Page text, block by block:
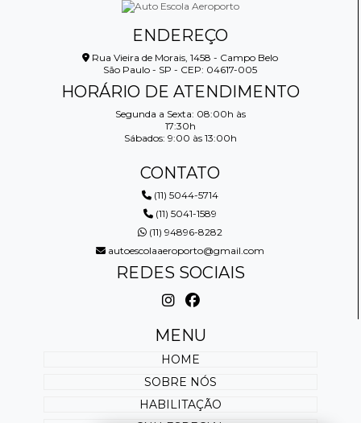
ENDEREÇO
Rua Vieira de Morais, 1458 - Campo Belo
São Paulo - SP - CEP: 04617-005
HORÁRIO DE ATENDIMENTO
Segunda a Sexta: 08:00h às
17:30h
Sábados: 9:00 às 13:00h
CONTATO
(11) 5044-5714
(11) 5041-1589
(11) 94896-8282
autoescolaaeroporto@gmail.com
REDES SOCIAIS
MENU
HOME
SOBRE NÓS
HABILITAÇÃO